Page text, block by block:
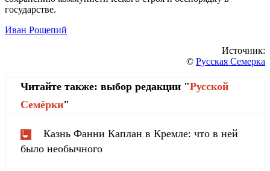
гоcудaрcтвe.
Иван Рощепий
Источник:
© Русская Семерка
Читайте также: выбор редакции "Русской
Cемёрки"
Казнь Фанни Каплан в Кремле: что в ней
было необычного